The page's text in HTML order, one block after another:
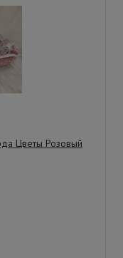
Цветы Розовый